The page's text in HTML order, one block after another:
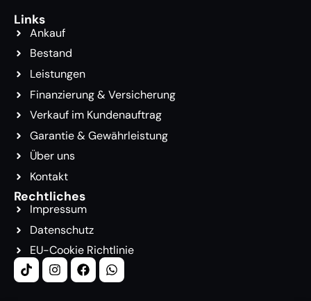
Links
Ankauf
Bestand
Leistungen
Finanzierung & Versicherung
Verkauf im Kundenauftrag
Garantie & Gewährleistung
Über uns
Kontakt
Rechtliches
Impressum
Datenschutz
EU-Cookie Richtlinie